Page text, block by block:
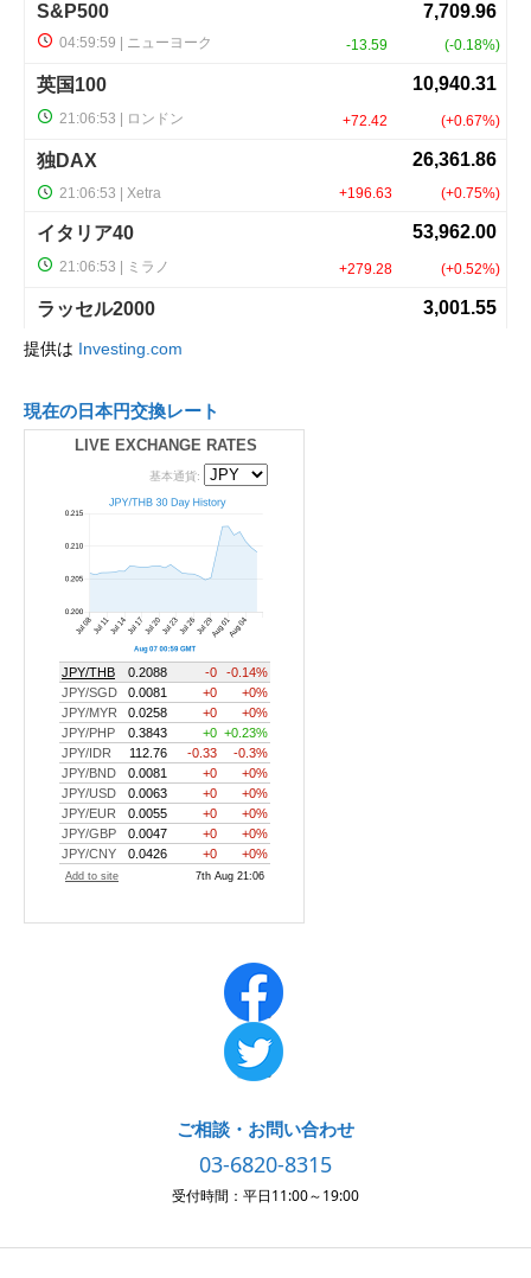
提供は Investing.com
現在の日本円交換レート
LIVE EXCHANGE RATES
ご相談・お問い合わせ
03-6820-8315
受付時間：平日11:00～19:00